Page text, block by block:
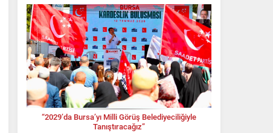
“2029’da Bursa’yı Milli Görüş Belediyeciliğiyle
Tanıştıracağız”